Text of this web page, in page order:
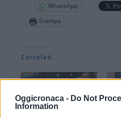
Oggicronaca - Do Not
Information
WhatsApp
Stampa
Correlati